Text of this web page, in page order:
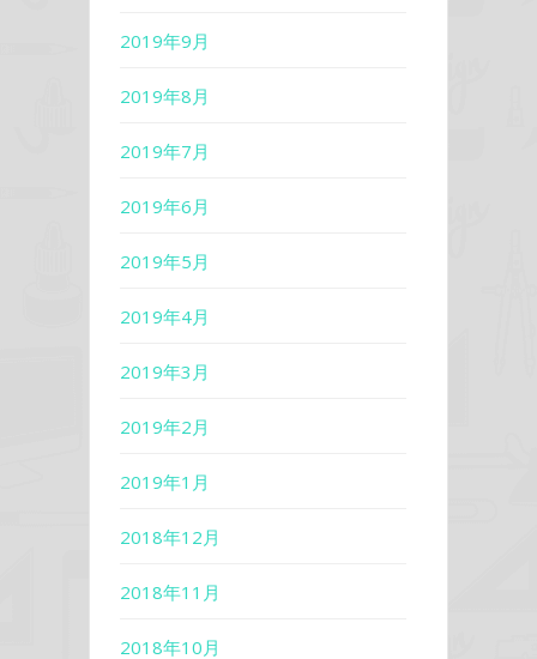
2019年9月
2019年8月
2019年7月
2019年6月
2019年5月
2019年4月
2019年3月
2019年2月
2019年1月
2018年12月
2018年11月
2018年10月